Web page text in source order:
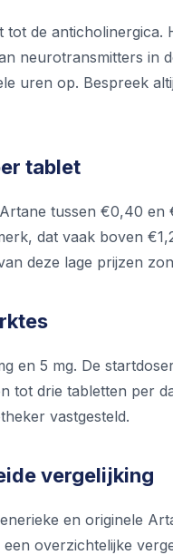
de anticholinergica.
neurotransmitters in
uren op. Bespreek
tablet
tussen €0,40
dat vaak boven
deze lage prijzen
en 5 mg. De
tot drie tabletten per
vastgesteld.
vergelijking
en originele
overzichtelijke